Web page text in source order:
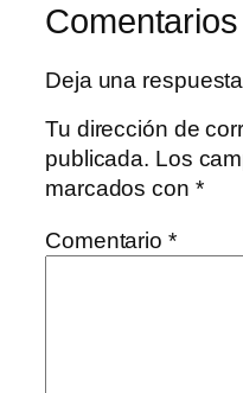
Comentarios
Deja una respuesta
Tu dirección de
publicada. Los
marcados con *
Comentario *